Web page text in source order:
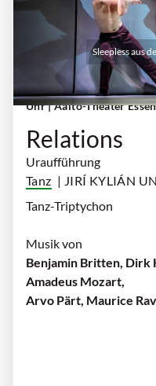
Sonntag, 18. Oktober
Uhr| Aalto-Theater Essen
Relations
Uraufführung
Tanz | JIRÍ KYLIÁN
Tanz-Triptychon
Musik von
Benjamin Britten, Dirk
Amadeus Mozart,
Arvo Pärt, Maurice
Sleepless aus